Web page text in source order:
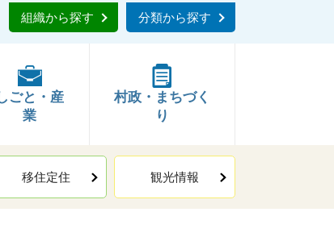
組織から探す 分類から探す
ごと・産
業
村政・まちづく
り
移住定住 観光情報